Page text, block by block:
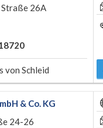
26A
von Schleid
& Co. KG
24-26